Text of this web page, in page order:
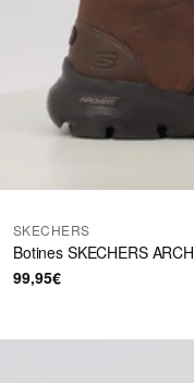
SKECHERS
Botines SKECHERS
99,95€